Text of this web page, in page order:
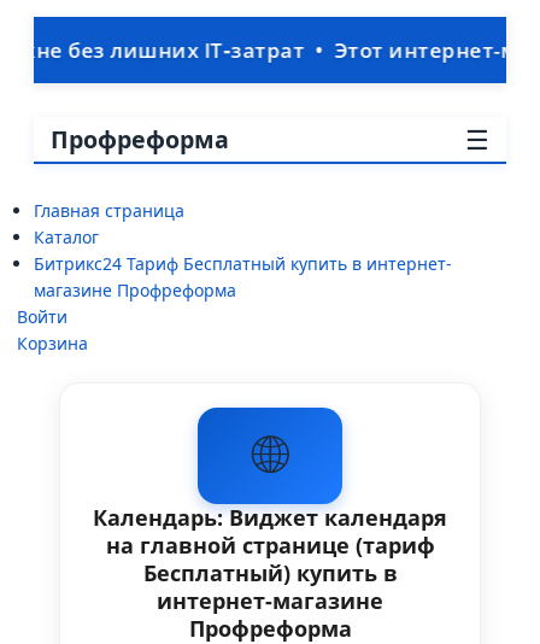
IT‑затрат • Этот интернет-магазин
Профреформа ☰
Главная страница
Каталог
Битрикс24 Тариф Бесплатный купить в интернет-
магазине Профреформа
Войти
Корзина
🌐
Календарь: Виджет календаря
на главной странице (тариф
Бесплатный) купить в
интернет-магазине
Профреформа